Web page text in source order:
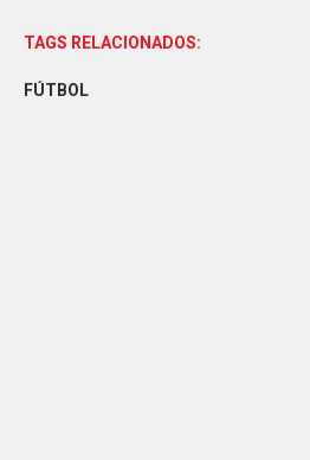
TAGS RELACIONADOS:
FÚTBOL